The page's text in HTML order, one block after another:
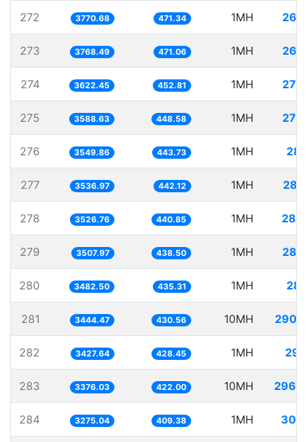
272 3770.68 471.34 1MH
273 3768.49 471.06 1MH
274 3622.45 452.81 1MH
275 3588.63 448.58 1MH
276 3549.86 443.73 1MH
277 3536.97 442.12 1MH
278 3526.76 440.85 1MH
279 3507.97 438.50 1MH
280 3482.50 435.31 1MH
281 3444.47 430.56 10MH
282 3427.64 428.45 1MH
283 3376.03 422.00 10MH
284 3275.04 409.38 1MH